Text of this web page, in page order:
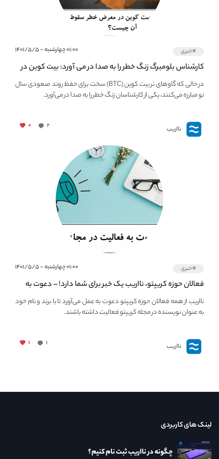
#خبری ۰۱:۰۰ چهارشنبه - ۱۴۰۱/۵/۵
کارشناس بلومبرگ زنگ خطر را به صدا در می آورد: بیت کوین در
معرض خطر سقوط بزرگ است - دلیل آن چیست؟در حالی که گاوهای نر بیت کوین (BTC) سخت برای حفظ روند صعودی سال
نو مبارزه می‌کنند، یکی از کارشناسان زنگ خطر را به صدا در می‌آورد.
نااریب ۲ ۰
#خبری ۰۱:۰۰ چهارشنبه - ۱۴۰۱/۵/۵
فعالان حوزه کریپتو، نااریب یک خبر برای شما دارد! – دعوت به
فعالیت در مجله کریپتو
نااریب از همه فعالان حوزه کریپتو دعوت به عمل می‌آورد تا با برند و نام خود
به عنوان نویسنده در مجله کریپتو فعالیت داشته باشند.
نااریب ۱ ۱
لینک های کاربردی
چگونه در نااریب ثبت نام کنیم؟